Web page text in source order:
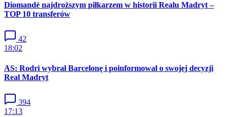
Diomandé najdroższym piłkarzem w historii Realu Madryt –
TOP 10 transferów
42
18:02
AS: Rodri wybrał Barcelonę i poinformował o swojej decyzji
Real Madryt
394
17:13